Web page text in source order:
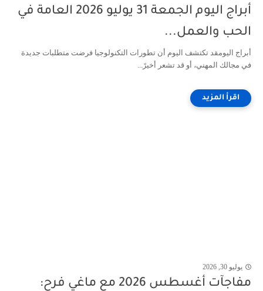
أبراج اليوم الجمعة 31 يوليو 2026 العامة في
الحب والعمل...
أبراج اليومقد تكتشف اليوم أن تطورات التكنولوجيا فرضت متطلبات جديدة
في مجالك المهني، أو قد تشعر أخيرً...
يوليو 30, 2026
مفاجآت أغسطس 2026 مع ماغي فرح: